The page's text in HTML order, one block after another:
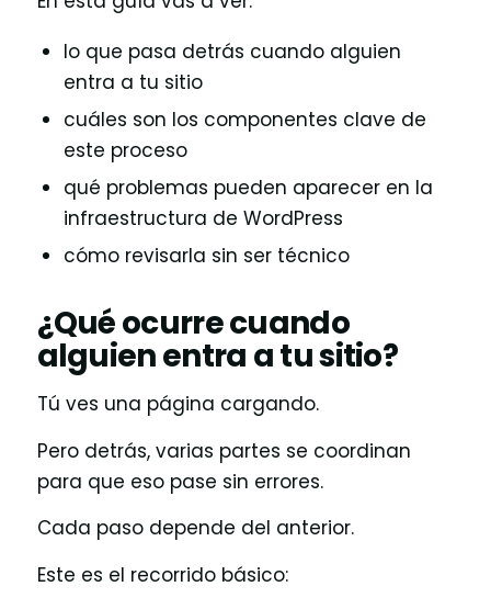
lo que pasa detrás cuando alguien
entra a tu sitio
cuáles son los componentes clave de
este proceso
qué problemas pueden aparecer en la
infraestructura de WordPress
cómo revisarla sin ser técnico
¿Qué ocurre cuando
alguien entra a tu sitio?
Tú ves una página cargando.
Pero detrás, varias partes se coordinan
para que eso pase sin errores.
Cada paso depende del anterior.
Este es el recorrido básico: